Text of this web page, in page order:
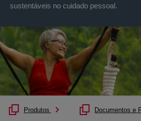
sustentáveis no cuidado pessoal.
Produtos Documentos e